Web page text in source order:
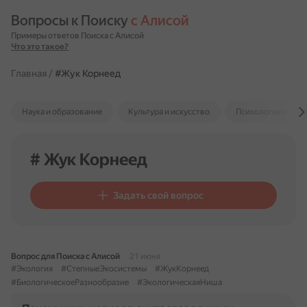
Вопросы к Поиску с Алисой
Примеры ответов Поиска с Алисой
Что это такое?
Главная / #Жук Корнеед
Наука и образование Культура и искусство Психология и
# Жук Корнеед
Задать свой вопрос
Вопрос для Поиска с Алисой
21 июня
#Экология
#СтепныеЭкосистемы
#ЖукКорнеед
#БиологическоеРазнообразие
#ЭкологическаяНиша